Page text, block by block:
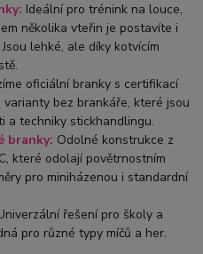
Ideální pro trénink na louce,
několika vteřin je postavíte i
lehké, ale díky kotvícím
oficiální branky s certifikací
varianty bez brankáře, které jsou
a techniky stickhandlingu.
branky: Odolné konstrukce z
které odolají povětrnostním
pro miniházenou i standardní
řešení pro školy a
pro různé typy míčů a her.